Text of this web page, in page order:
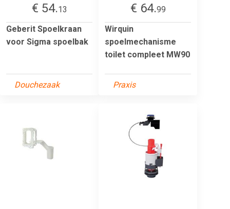
€ 54.13
Geberit Spoelkraan
voor Sigma spoelbak
Douchezaak
€ 64.99
Wirquin
spoelmechanisme
toilet compleet MW90
Praxis